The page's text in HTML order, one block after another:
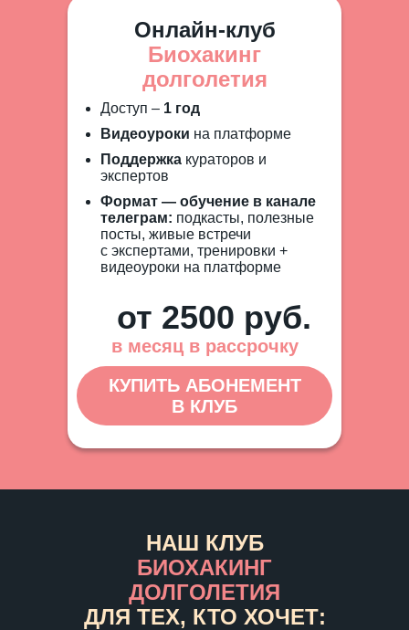
в месяц в рассрочку
Онлайн-клуб
Биохакинг
долголетия
от 2500 руб.
Поддержка кураторов и
экспертов
Видеоуроки на платформе
Формат — обучение в канале
телеграм: подкасты, полезные
посты, живые встречи
с экспертами, тренировки +
видеоуроки на платформе
Доступ – 1 год
КУПИТЬ АБОНЕМЕНТ
В КЛУБ
НАШ КЛУБ
БИОХАКИНГ
ДОЛГОЛЕТИЯ
ДЛЯ ТЕХ, КТО ХОЧЕТ: